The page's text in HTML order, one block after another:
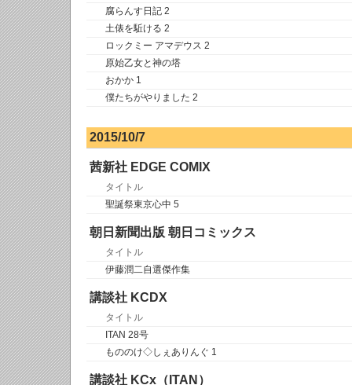
腐らんす日記 2
土俵を駈ける 2
ロックミー アマデウス 2
原始乙女と神の塔
おかか 1
僕たちがやりました 2
2015/10/7
茜新社 EDGE COMIX
タイトル
聖誕祭東京心中 5
朝日新聞出版 朝日コミックス
タイトル
伊藤潤二自選傑作集
講談社 KCDX
タイトル
ITAN 28号
もののけ◇しぇありんぐ 1
講談社 KCx（ITAN）